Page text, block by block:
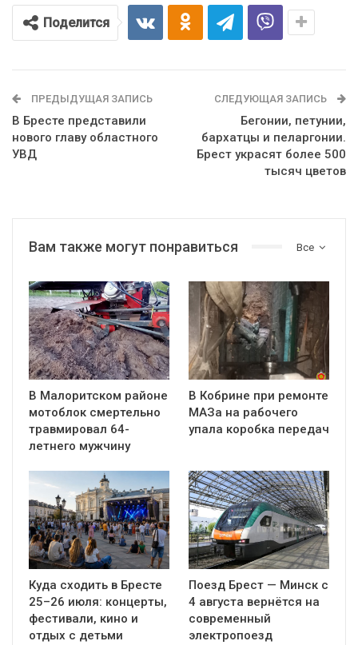
Поделится
ПРЕДЫДУЩАЯ ЗАПИСЬ
В Бресте представили
нового главу областного
УВД
СЛЕДУЮЩАЯ ЗАПИСЬ
Бегонии, петунии,
бархатцы и пеларгонии.
Брест украсят более 500
тысяч цветов
Все
Вам также могут понравиться
В Малоритском районе
мотоблок смертельно
травмировал 64-
летнего мужчину
В Кобрине при ремонте
МАЗа на рабочего
упала коробка передач
Куда сходить в Бресте
25–26 июля: концерты,
фестивали, кино и
отдых с детьми
Поезд Брест — Минск с
4 августа вернётся на
современный
электропоезд